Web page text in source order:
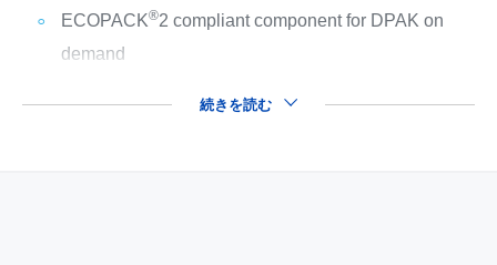
ECOPACK®2 compliant component for DPAK on
demand
続きを読む